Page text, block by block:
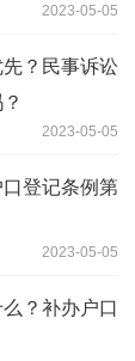
2023-05-05
？民事诉讼
2023-05-05
登记条例第
2023-05-05
？补办户口